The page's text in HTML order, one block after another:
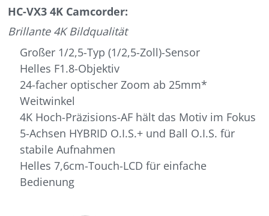
HC-VX3 4K Camcorder:
Brillante 4K Bildqualität
Großer 1/2,5-Typ (1/2,5-Zoll)-Sensor
Helles F1.8-Objektiv
24-facher optischer Zoom ab 25mm*
Weitwinkel
4K Hoch-Präzisions-AF hält das Motiv im Fokus
5-Achsen HYBRID O.I.S.+ und Ball O.I.S. für
stabile Aufnahmen
Helles 7,6cm-Touch-LCD für einfache
Bedienung